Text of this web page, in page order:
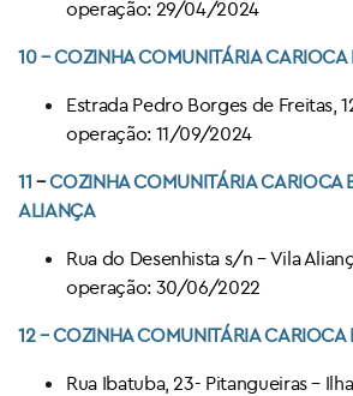
operação: 29/04/2024
10 – COZINHA COMUNITÁRIA CARIOCA
Estrada Pedro Borges de Freitas,
operação: 11/09/2024
11 –COZINHA COMUNITÁRIA CARIOCA
ALIANÇA
Rua do Desenhista s/n – Vila
operação: 30/06/2022
12 – COZINHA COMUNITÁRIA CARIOCA
Rua Ibatuba, 23- Pitangueiras –